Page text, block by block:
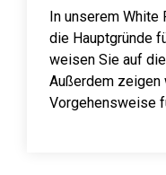
In unserem White
die Hauptgründe
weisen Sie auf
Außerdem zeigen
Vorgehensweise